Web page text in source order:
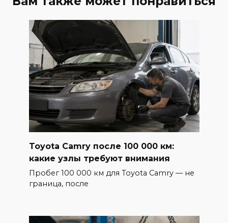
Toyota Camry после 100 000 км:
какие узлы требуют внимания
Пробег 100 000 км для Toyota Camry — не
граница, после